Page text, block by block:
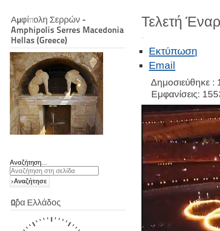
Αμφίπολη Σερρών -
Amphipolis Serres Macedonia
Hellas (Greece)
Αναζήτηση...
Αναζήτησε
Ώρα Ελλάδος
Τελετή
Εκτύπωση
Email
Δημοσιεύθηκε :
Εμφανίσεις: